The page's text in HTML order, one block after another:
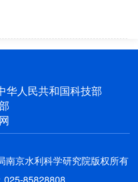
华人民共和国科技部
南京水利科学研究院版权所有